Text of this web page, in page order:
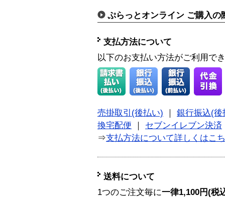
ぷらっとオンライン ご購入の
支払方法について
以下のお支払い方法がご利用で
売掛取引(後払い)
銀行振込(後
換宅配便
セブンイレブン決済
⇒支払方法について詳しくはこ
送料について
1つのご注文毎に一律1,100円(税